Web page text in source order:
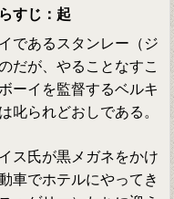
すじ：起
であるスタンレー（ジ
だが、やることなすこ
ーイを監督するベルキ
叱られどおしである。
ス氏が黒メガネをかけ
車でホテルにやってき